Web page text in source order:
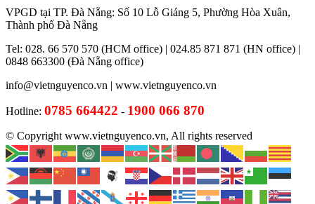
VPGD tại TP. Đà Nẵng: Số 10 Lỗ Giáng 5, Phường Hòa Xuân,
Thành phố Đà Nẵng
Tel: 028. 66 570 570 (HCM office) | 024.85 871 871 (HN office) |
0848 663300 (Đà Nẵng office)
info@vietnguyenco.vn | www.vietnguyenco.vn
Hotline: 0785 664422 - 1900 066 870
© Copyright www.vietnguyenco.vn, All rights reserved